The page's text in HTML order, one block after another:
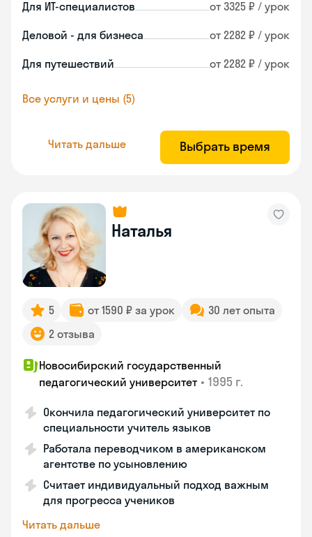
Для ИТ-специалистов от 3325 ₽ / урок
Деловой - для бизнеса от 2282 ₽ / урок
Для путешествий от 2282 ₽ / урок
Все услуги и цены (5)
Читать дальше Выбрать время
Наталья
5 от 1590 ₽ за урок
30 лет опыта
2 отзыва
Новосибирский государственный
педагогический университет • 1995 г.
Окончила педагогический университет по
специальности учитель языков
Работала переводчиком в американском
агентстве по усыновлению
Считает индивидуальный подход важным
для прогресса учеников
Читать дальше